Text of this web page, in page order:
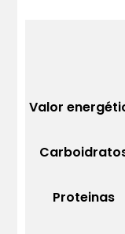
Valor
Proteinas